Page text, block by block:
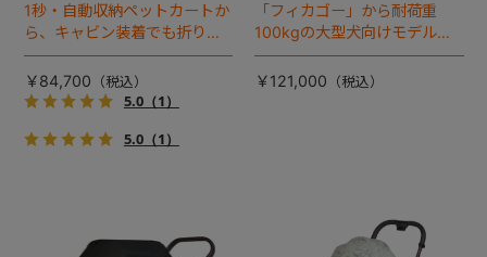
1秒・自動収納ペットカートか
ら、キャビン装着でも折りた
ためるモデルが登場！
￥84,700
5.0（1）
5.0（1）
「フィカゴー」から耐荷重
100kgの大型犬向けモデルが
登場。
￥121,000